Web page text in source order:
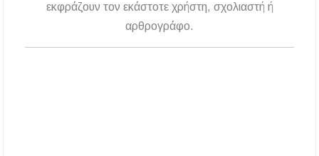
εκφράζουν τον εκάστοτε χρήστη, σχολιαστή ή
αρθρογράφο.